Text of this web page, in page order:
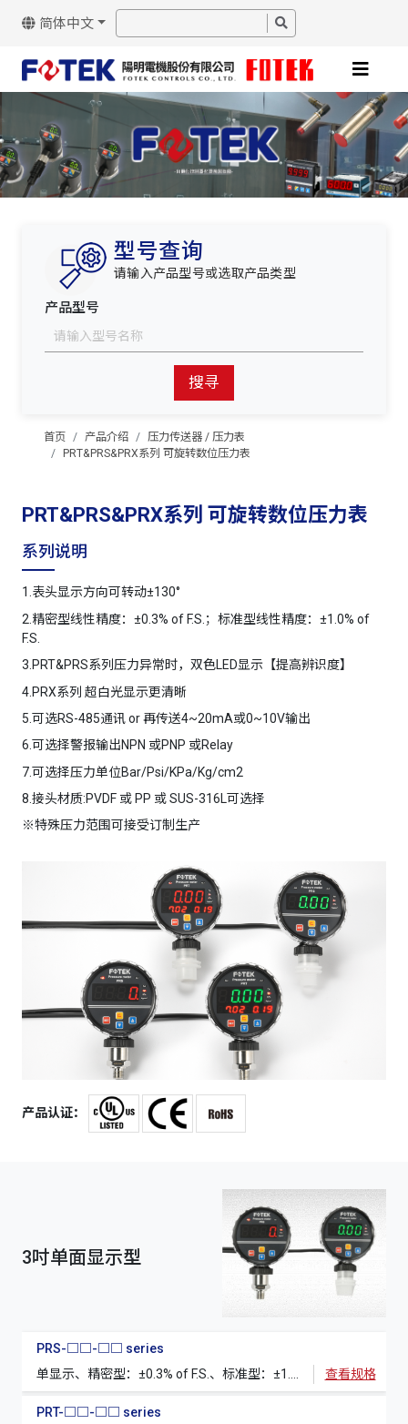
简体中文
型号查询
请输入产品型号或选取产品类型
产品型号
搜寻
首页 产品介绍
压力传送器 / 压力表
PRT&PRS&PRX系列 可旋转数位压力表
PRT&PRS&PRX系列 可旋转数位压力表
系列说明
1.表头显示方向可转动±130°
2.精密型线性精度：±0.3% of F.S.；标准型线性精度：±1.0% of
F.S.
3.PRT&PRS系列压力异常时，双色LED显示【提高辨识度】
4.PRX系列 超白光显示更清晰
5.可选RS-485通讯 or 再传送4~20mA或0~10V输出
6.可选择警报输出NPN 或PNP 或Relay
7.可选择压力单位Bar/Psi/KPa/Kg/cm2
8.接头材质:PVDF 或 PP 或 SUS-316L可选择
※特殊压力范围可接受订制生产
产品认证：
3吋单面显示型
PRS-□□-□□ series
查看规格
PRT-□□-□□ series